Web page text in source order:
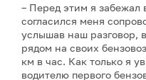
– Перед этим я забежал
согласился меня
услышав наш разговор,
рядом на своих
км в час. Как только я
водителю первого